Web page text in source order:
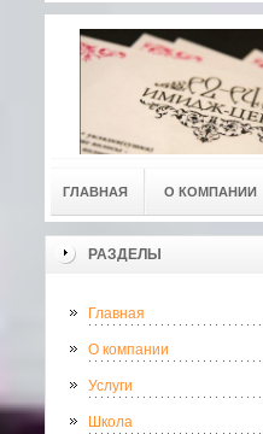
ГЛАВНАЯ О КОМПАНИИ
РАЗДЕЛЫ
Главная
О компании
Услуги
Школа